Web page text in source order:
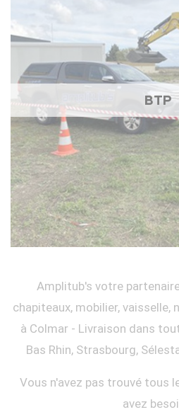
BTP
Amplitub's votre
chapiteaux, mobilier, vaisselle,
à Colmar - Livraison dans
Bas Rhin, Strasbourg,
Vous n'avez pas trouvé tous
avez